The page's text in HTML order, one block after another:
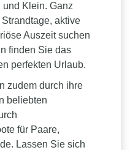
und Klein. Ganz
aktive
Auszeit suchen
finden Sie das
perfekten Urlaub.
zudem durch ihre
beliebten
für Paare,
Lassen Sie sich